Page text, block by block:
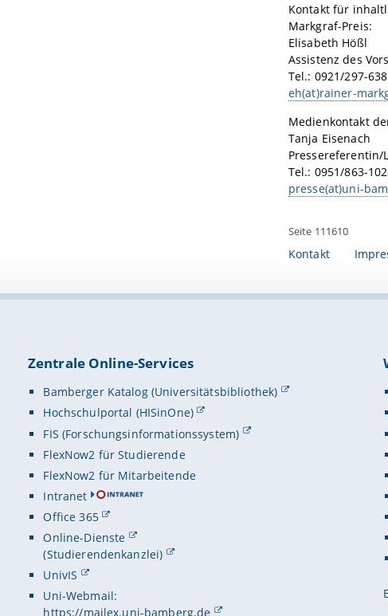
Kontakt für
Markgraf-Preis:
Elisabeth Hößl
Assistenz des
Tel.: 0921/297-638
eh(at)rainer-
Medienkontakt
Tanja Eisenach
Pressereferentin/
Tel.: 0951/863-
presse(at)uni-
Seite 111610
Kontakt
Zentrale Online-Services
Bamberger Katalog (Universitätsbibliothek)
Hochschulportal (HISinOne)
FIS (Forschungsinformationssystem)
FlexNow2 für Studierende
FlexNow2 für Mitarbeitende
Intranet
Office 365
Online-Dienste
(Studierendenkanzlei)
UnivIS
Uni-Webmail:
https://mailex.uni-bamberg.de